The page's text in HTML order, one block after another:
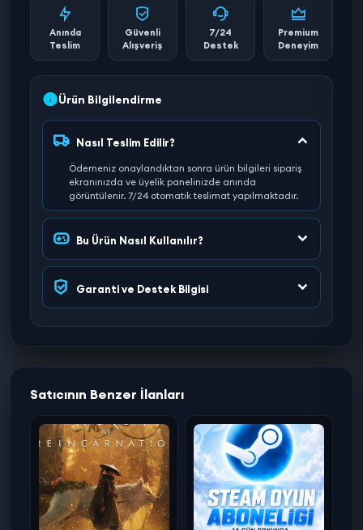
Anında
Teslim
Güvenli
Alışveriş
7/24
Destek
Premium
Deneyim
Ürün Bilgilendirme
Nasıl Teslim Edilir?
Ödemeniz onaylandıktan sonra ürün bilgileri sipariş
ekranınızda ve üyelik panelinizde anında
görüntülenir. 7/24 otomatik teslimat yapılmaktadır.
Bu Ürün Nasıl Kullanılır?
Garanti ve Destek Bilgisi
Satıcının Benzer İlanları